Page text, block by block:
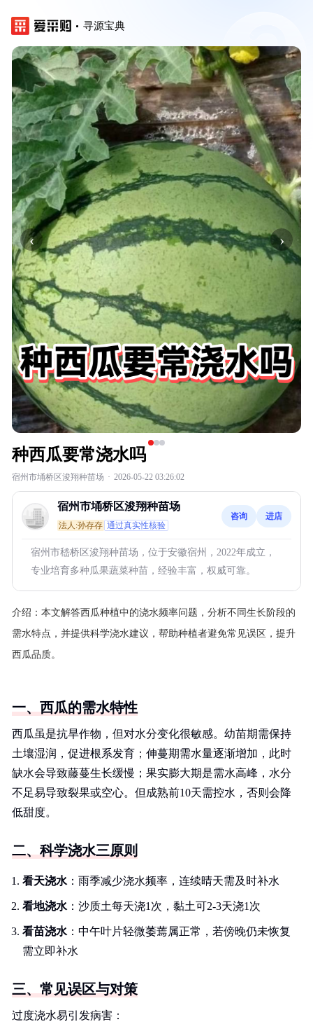
寻源宝典
‹ ›
种西瓜要常浇水吗
宿州市埇桥区浚翔种苗场 · 2026-05-22 03:26:02
宿州市埇桥区浚翔种苗场
法人:孙存存 通过真实性核验
咨询 进店
宿州市嵇桥区浚翔种苗场，位于安徽宿州，2022年成立，
专业培育多种瓜果蔬菜种苗，经验丰富，权威可靠。
介绍： 本文解答西瓜种植中的浇水频率问题，分析不同生长阶段的
需水特点，并提供科学浇水建议，帮助种植者避免常见误区，提升
西瓜品质。
一、西瓜的需水特性
西瓜虽是抗旱作物，但对水分变化很敏感。幼苗期需保持
土壤湿润，促进根系发育；伸蔓期需水量逐渐增加，此时
缺水会导致藤蔓生长缓慢；果实膨大期是需水高峰，水分
不足易导致裂果或空心。但成熟前10天需控水，否则会降
低甜度。
二、科学浇水三原则
看天浇水 ：雨季减少浇水频率，连续晴天需及时补水
看地浇水 ：沙质土每天浇1次，黏土可2-3天浇1次
看苗浇水 ：中午叶片轻微萎蔫属正常，若傍晚仍未恢复
需立即补水
三、常见误区与对策
过度浇水易引发病害：